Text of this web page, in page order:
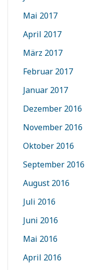
Mai 2017
April 2017
März 2017
Februar 2017
Januar 2017
Dezember 2016
November 2016
Oktober 2016
September 2016
August 2016
Juli 2016
Juni 2016
Mai 2016
April 2016